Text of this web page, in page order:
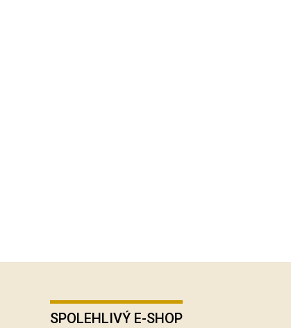
SPOLEHLIVÝ E-SHOP